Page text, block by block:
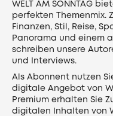
WELT AM SONNTAG
perfekten Themenmix.
Finanzen, Stil, Reise,
Panorama und einem
schreiben unsere
und Interviews.
Als Abonnent nutzen
digitale Angebot von
Premium erhalten Sie
digitalen Inhalten von